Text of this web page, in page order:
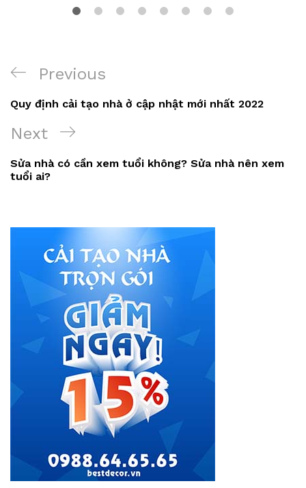
Điều
hướng
viết
Previous
Post
Previous
Quy định cải tạo nhà ở cập nhật mới nhất 2022
Next
Post
Next
Sửa nhà có cần xem tuổi không? Sửa nhà nên xem
tuổi ai?